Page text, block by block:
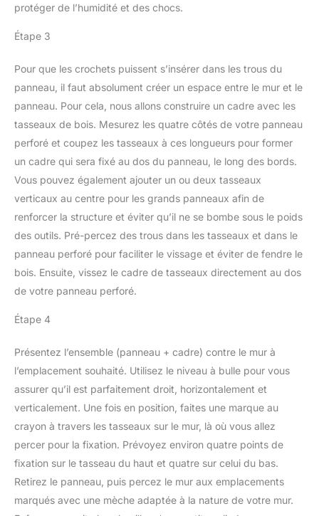
protéger de l’humidité et des chocs.
Étape 3
Pour que les crochets puissent s’insérer dans les trous du
panneau, il faut absolument créer un espace entre le mur et le
panneau. Pour cela, nous allons construire un cadre avec les
tasseaux de bois. Mesurez les quatre côtés de votre panneau
perforé et coupez les tasseaux à ces longueurs pour former
un cadre qui sera fixé au dos du panneau, le long des bords.
Vous pouvez également ajouter un ou deux tasseaux
verticaux au centre pour les grands panneaux afin de
renforcer la structure et éviter qu’il ne se bombe sous le poids
des outils. Pré-percez des trous dans les tasseaux et dans le
panneau perforé pour faciliter le vissage et éviter de fendre le
bois. Ensuite, vissez le cadre de tasseaux directement au dos
de votre panneau perforé.
Étape 4
Présentez l’ensemble (panneau + cadre) contre le mur à
l’emplacement souhaité. Utilisez le niveau à bulle pour vous
assurer qu’il est parfaitement droit, horizontalement et
verticalement. Une fois en position, faites une marque au
crayon à travers les tasseaux sur le mur, là où vous allez
percer pour la fixation. Prévoyez environ quatre points de
fixation sur le tasseau du haut et quatre sur celui du bas.
Retirez le panneau, puis percez le mur aux emplacements
marqués avec une mèche adaptée à la nature de votre mur.